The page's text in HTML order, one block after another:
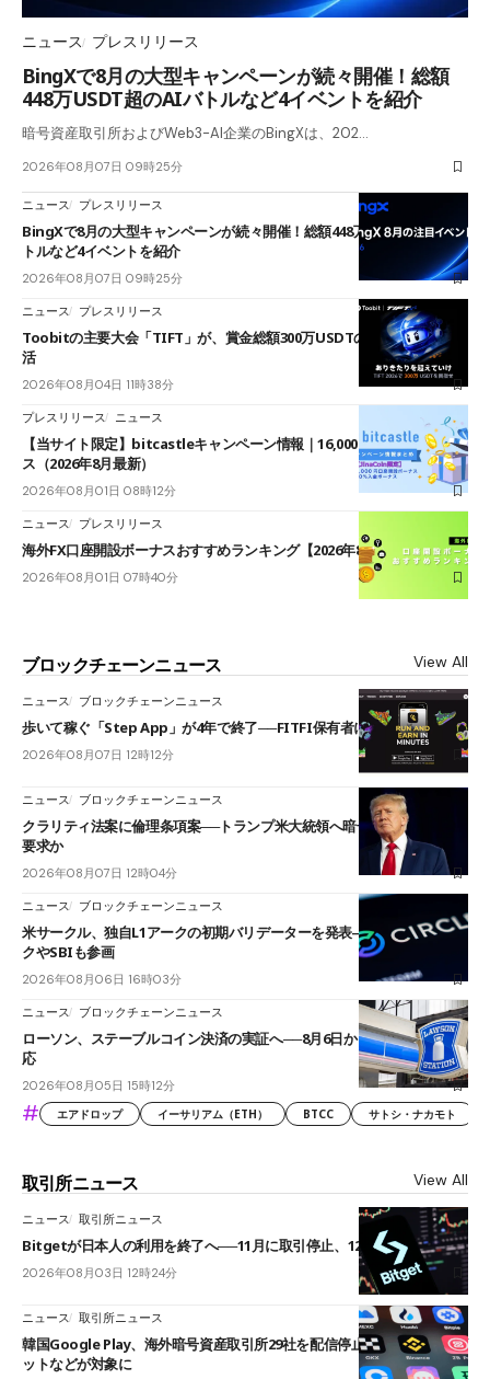
ニュース プレスリリース
BingXで8月の大型キャンペーンが続々開催！総額
448万USDT超のAIバトルなど4イベントを紹介
暗号資産取引所およびWeb3-AI企業のBingXは、202…
2026年08月07日 09時25分
ニュース プレスリリース
BingXで8月の大型キャンペーンが続々開催！総額448万USDT超のAIバ
トルなど4イベントを紹介
2026年08月07日 09時25分
ニュース プレスリリース
Toobitの主要大会「TIFT」が、賞金総額300万USDTのレースとして復
活
2026年08月04日 11時38分
プレスリリース ニュース
【当サイト限定】bitcastleキャンペーン情報｜16,000円口座開設ボーナ
ス（2026年8月最新）
2026年08月01日 08時12分
ニュース プレスリリース
海外FX口座開設ボーナスおすすめランキング【2026年8月最新】
2026年08月01日 07時40分
ブロックチェーンニュース View All
ニュース ブロックチェーンニュース
歩いて稼ぐ「Step App」が4年で終了──FITFI保有者に対応呼びかけ
2026年08月07日 12時12分
ニュース ブロックチェーンニュース
クラリティ法案に倫理条項案──トランプ米大統領へ暗号資産事業の売却
要求か
2026年08月07日 12時04分
ニュース ブロックチェーンニュース
米サークル、独自L1アークの初期バリデーターを発表――ブラックロッ
クやSBIも参画
2026年08月06日 16時03分
ニュース ブロックチェーンニュース
ローソン、ステーブルコイン決済の実証へ──8月6日からJPYCやUSDC対
応
2026年08月05日 15時12分
# エアドロップ イーサリアム（ETH） BTCC サトシ・ナカモト
取引所ニュース View All
ニュース 取引所ニュース
Bitgetが日本人の利用を終了へ──11月に取引停止、12月末に強制決済
2026年08月03日 12時24分
ニュース 取引所ニュース
韓国Google Play、海外暗号資産取引所29社を配信停止──OKXやバイビ
ットなどが対象に